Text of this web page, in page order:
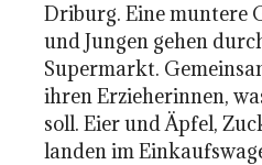
Driburg. Eine muntere
und Jungen gehen
Supermarkt.
ihren Erzieherinnen,
soll. Eier und Äpfel,
landen im